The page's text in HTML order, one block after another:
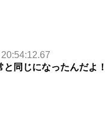
同じになったんだよ！